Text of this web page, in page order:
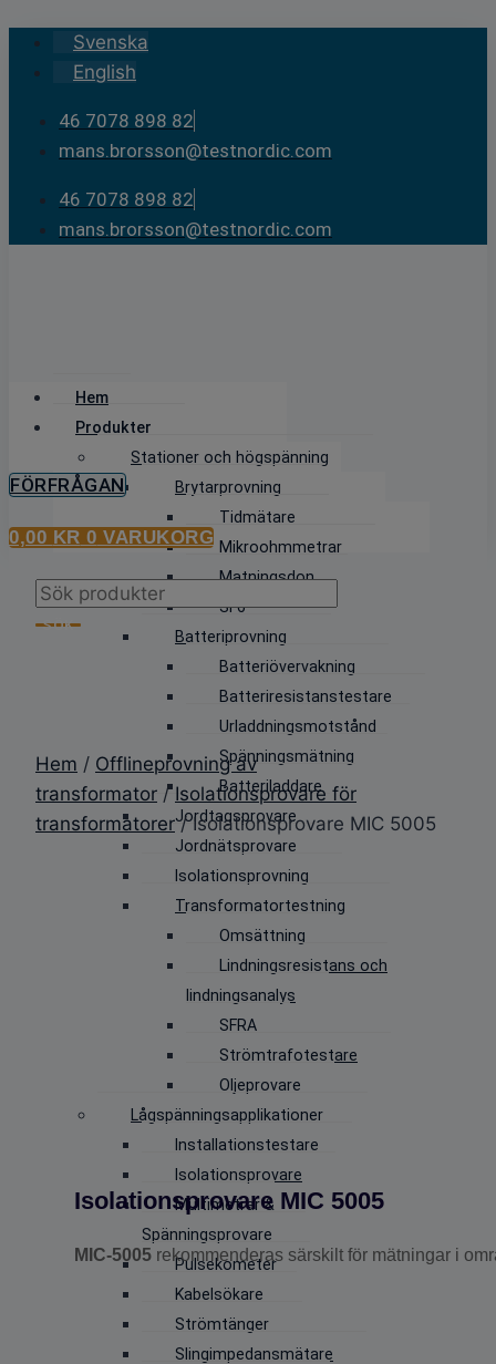
Skip
content
Svenska
English
46 7078 898 82
mans.brorsson@testnordic.com
46 7078 898 82
mans.brorsson@testnordic.com
Hem
Produkter
Stationer och högspänning
Brytarprovning
Tidmätare
Mikroohmmetrar
Matningsdon
SF6
Batteriprovning
Batteriövervakning
Batteriresistanstestare
Urladdningsmotstånd
Spänningsmätning
Batteriladdare
Jordtagsprovare
Jordnätsprovare
Isolationsprovning
Transformatortestning
Omsättning
Lindningsresistans och
lindningsanalys
SFRA
Strömtrafotestare
Oljeprovare
Lågspänningsapplikationer
Installationstestare
Isolationsprovare
Multimetrar &
Spänningsprovare
Pulsekometer
Kabelsökare
Strömtänger
Slingimpedansmätare
FÖRFRÅGAN
0,00 KR 0 VARUKORG
Products
search
SÖK
Hem / Offlineprovning av
transformator /Isolationsprovare för
transformatorer/ Isolationsprovare MIC 5005
Isolationsprovare MIC 5005
MIC-5005 rekommenderas särskilt för mätningar i